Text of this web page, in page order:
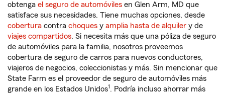
obtenga el seguro de automóviles en Glen Arm, MD que
satisface sus necesidades. Tiene muchas opciones, desde
cobertura contra choques y amplia hasta de alquiler y de
viajes compartidos. Si necesita más que una póliza de seguro
de automóviles para la familia, nosotros proveemos
cobertura de seguro de carros para nuevos conductores,
viajeros de negocios, coleccionistas y más. Sin mencionar que
State Farm es el proveedor de seguro de automóviles más
grande en los Estados Unidos1. Podría incluso ahorrar más